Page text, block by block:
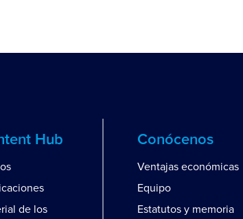
Hub
de los
Conócenos
Ventajas económicas
Equipo
Estatutos y memoria